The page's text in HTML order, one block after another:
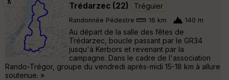
Trédarzec (22) Tréguier
Randonnée Pédestre 16 km 140 m
Au départ de la salle des fêtes de
Trédarzec, boucle passant par le GR34
jusqu'à Kerbors et revenant par la
campagne. Dans le cadre de l'association
Rando-Trégor, groupe du vendredi après-midi 15-18 km à allure
soutenue. »